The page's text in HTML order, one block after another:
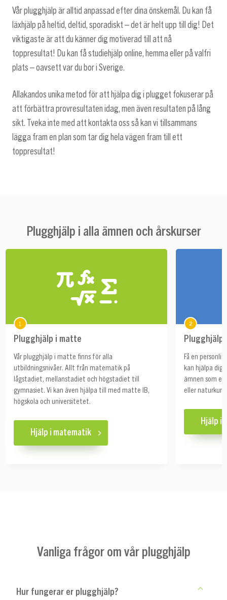
Vår plugghjälp är alltid anpassad efter dina önskemål. Du kan få
läxhjälp på heltid, deltid, sporadiskt – det är helt upp till dig! Det
viktigaste är att du känner dig motiverad till att nå
toppresultat! Du kan få studiehjälp online, hemma eller på valfri
plats – oavsett var du bor i Sverige.
Allakandos unika metod för att hjälpa dig i plugget fokuserar på
att förbättra provresultaten idag, men även resultaten på lång
sikt. Tveka inte med att kontakta oss så kan vi tillsammans
lägga fram en plan som tar dig hela vägen fram till ett
toppresultat!
Plugghjälp i alla ämnen och årskurser
1
Plugghjälp i matte
Vår plugghjälp i matte finns för alla
utbildningsnivåer. Allt från matematik på
lågstadiet, mellanstadiet och högstadiet till
gymnasiet. Vi kan även hjälpa till med matte IB,
högskola och universitetet.
Hjälp i matematik
2
Plugghjälp
Få en
kan hjälpa dig
ämnen som
eller
Hjälp i
Vanliga frågor om vår plugghjälp
Hur fungerar er plugghjälp?